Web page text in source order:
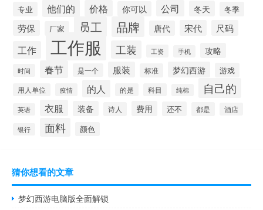
专业 他们的 价格 你可以 公司 冬天 冬季
劳保 厂家 员工 品牌 唐代 宋代 尺码
工作 工作服 工装 工资 手机 攻略
时间 春节 是一个 服装 标准 梦幻西游 游戏
用人单位 疫情 的人 的是 科目 纯棉 自己的
英语 衣服 装备 诗人 费用 还不 都是 酒店
银行 面料 颜色
猜你想看的文章
梦幻西游电脑版全面解锁